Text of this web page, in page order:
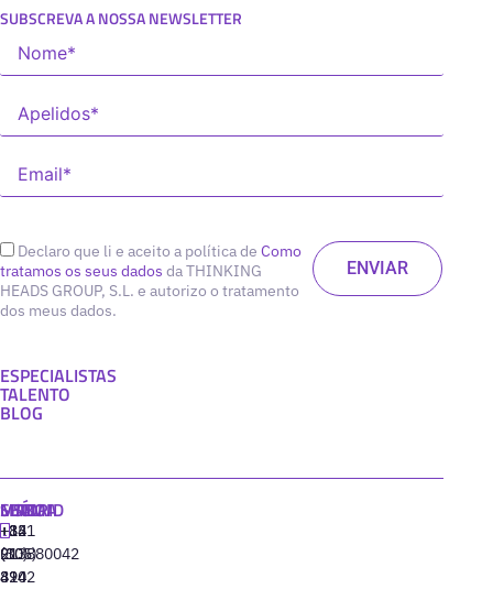
SUBSCREVA A NOSSA NEWSLETTER
Declaro que li e aceito a política de Como
tratamos os seus dados da THINKING
HEADS GROUP, S.L. e autorizo o tratamento
dos meus dados.
ESPECIALISTAS
TALENTO
BLOG
MADRID
+34
91
310
MIAMI
+1
(305)
424
SEÚL
+82
(10)
8942
LISBOA
‪+351
213880042